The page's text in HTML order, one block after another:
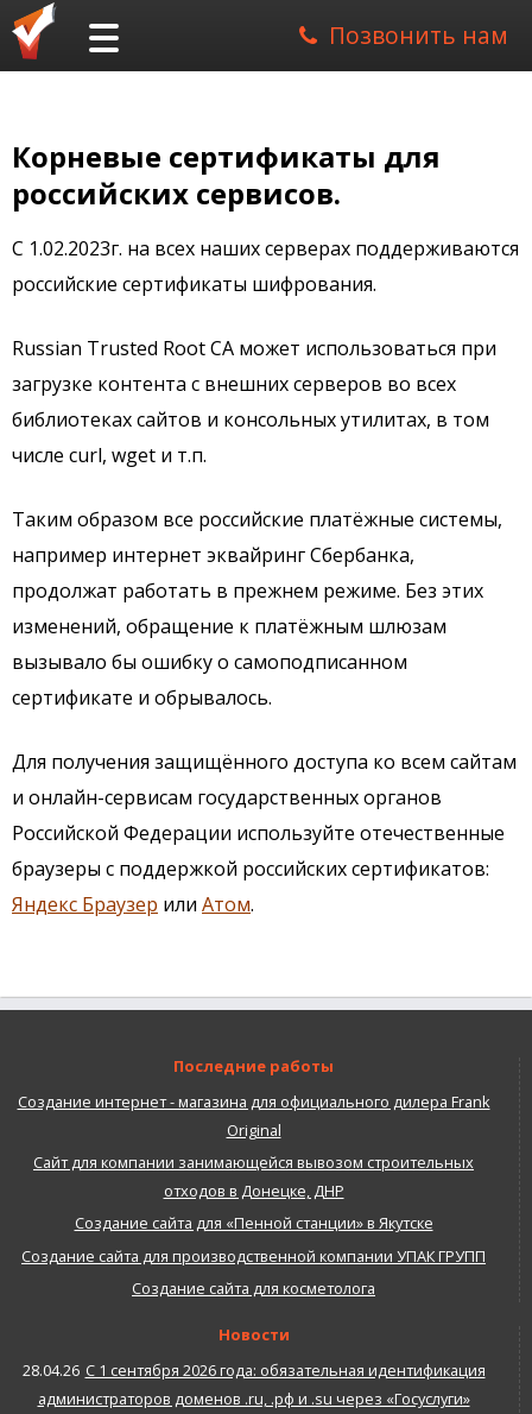
Позвонить нам
Корневые сертификаты для
российских сервисов.
С 1.02.2023г. на всех наших серверах поддерживаются
российские сертификаты шифрования.
Russian Trusted Root CA может использоваться при
загрузке контента с внешних серверов во всех
библиотеках сайтов и консольных утилитах, в том
числе curl, wget и т.п.
Таким образом все российские платёжные системы,
например интернет эквайринг Сбербанка,
продолжат работать в прежнем режиме. Без этих
изменений, обращение к платёжным шлюзам
вызывало бы ошибку о самоподписанном
сертификате и обрывалось.
Для получения защищённого доступа ко всем сайтам
и онлайн-сервисам государственных органов
Российской Федерации используйте отечественные
браузеры с поддержкой российских сертификатов:
Яндекс Браузер или Атом.
Последние работы
Создание интернет - магазина для официального дилера Frank
Original
Сайт для компании занимающейся вывозом строительных
отходов в Донецке, ДНР
Создание сайта для «Пенной станции» в Якутске
Создание сайта для производственной компании УПАК ГРУПП
Создание сайта для косметолога
Новости
28.04.26 С 1 сентября 2026 года: обязательная идентификация
администраторов доменов .ru, .рф и .su через «Госуслуги»